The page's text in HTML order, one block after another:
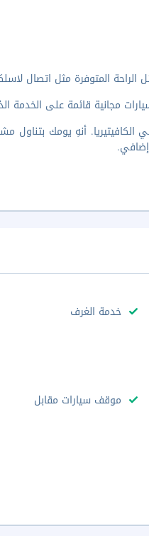
المتوفرة مثل اتصال
مجانية قائمة على الخدمة
أنهِ يومك بتناول
خدمة الغرف
موقف سيارات مقابل